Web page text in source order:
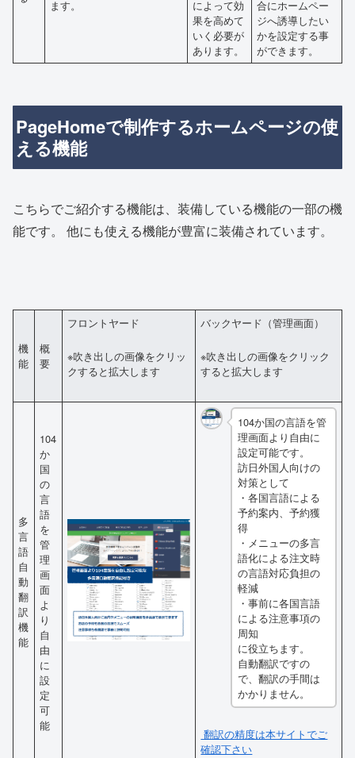
ます。
によって効
果を高めて
いく必要が
あります。
合にホームペー
ジへ誘導したい
かを設定する事
ができます。
PageHomeで制作するホームページの使
える機能
こちらでご紹介する機能は、装備している機能の一部の機
能です。 他にも使える機能が豊富に装備されています。
機
能
概
要
フロントヤード
※吹き出しの画像をクリッ
クすると拡大します
バックヤード（管理画面）
※吹き出しの画像をクリック
すると拡大します
多
言
語
自
動
翻
訳
機
能
104
か
国
の
言
語
を
管
理
画
面
よ
り
自
由
に
設
定
可
能
104か国の言語を管
理画面より自由に
設定可能です。
訪日外国人向けの
対策として
・各国言語による
予約案内、予約獲
得
・メニューの多言
語化による注文時
の言語対応負担の
軽減
・事前に各国言語
による注意事項の
周知
に役立ちます。
自動翻訳ですの
で、翻訳の手間は
かかりません。
翻訳の精度は本サイトでご
確認下さい